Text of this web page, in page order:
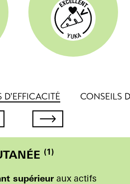
D'EFFICACITÉ CONSEILS
(1)
supérieur aux actifs